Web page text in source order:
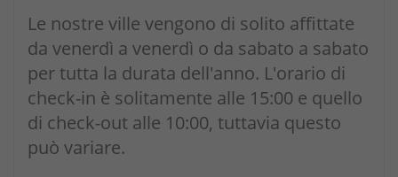
Le nostre ville vengono di solito affittate
da venerdì a venerdì o da sabato a sabato
per tutta la durata dell'anno. L'orario di
check-in è solitamente alle 15:00 e quello
di check-out alle 10:00, tuttavia questo
può variare.